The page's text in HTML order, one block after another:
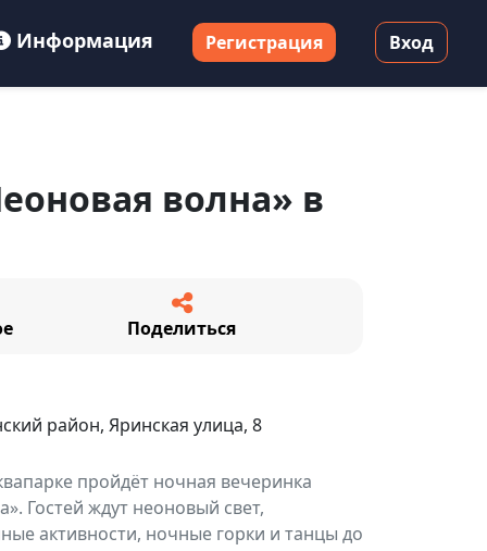
Информация Регистрация Вход
волна» в
Поделиться
район, Яринская улица, 8
пройдёт ночная вечеринка
Гостей ждут неоновый свет,
активности, ночные горки и танцы до